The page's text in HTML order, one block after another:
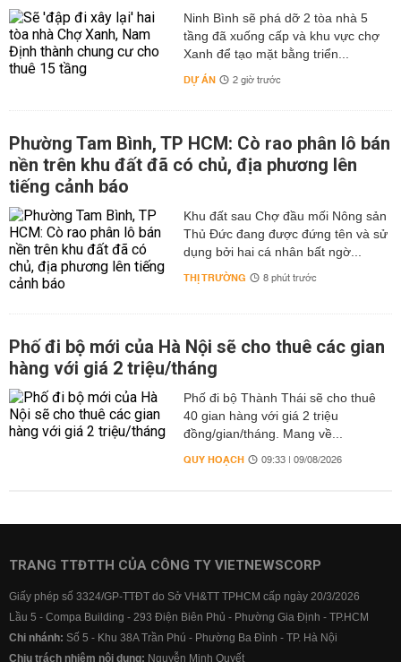
Ninh Bình sẽ phá dỡ 2 tòa nhà 5
tầng đã xuống cấp và khu vực chợ
Xanh để tạo mặt bằng triển...
DỰ ÁN 2 giờ trước
Phường Tam Bình, TP HCM: Cò rao phân lô bán
nền trên khu đất đã có chủ, địa phương lên
tiếng cảnh báo
Khu đất sau Chợ đầu mối Nông sản
Thủ Đức đang được đứng tên và sử
dụng bởi hai cá nhân bất ngờ...
THỊ TRƯỜNG 8 phút trước
Phố đi bộ mới của Hà Nội sẽ cho thuê các gian
hàng với giá 2 triệu/tháng
Phố đi bộ Thành Thái sẽ cho thuê
40 gian hàng với giá 2 triệu
đồng/gian/tháng. Mang về...
QUY HOẠCH 09:33 | 09/08/2026
TRANG TTĐTTH CỦA CÔNG TY VIETNEWSCORP
Giấy phép số 3324/GP-TTĐT do Sở VH&TT TPHCM cấp ngày 20/3/2026
Lầu 5 - Compa Building - 293 Điện Biên Phủ - Phường Gia Định - TP.HCM
Chi nhánh: Số 5 - Khu 38A Trần Phú - Phường Ba Đình - TP. Hà Nội
Chịu trách nhiệm nội dung: Nguyễn Minh Quyết